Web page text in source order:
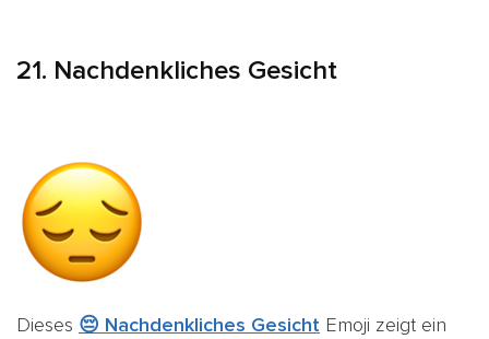
21. Nachdenkliches Gesicht
Dieses 😔 Nachdenkliches Gesicht Emoji zeigt ein